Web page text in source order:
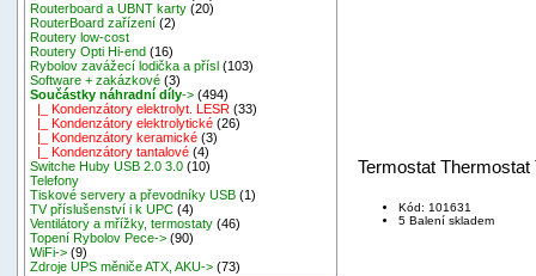
Routerboard a UBNT karty (20)
RouterBoard zařízení (2)
Routery low-cost
Routery Opti Hi-end (16)
Rybolov zavážecí lodička a přísl (103)
Software + zakázkové (3)
Součástky náhradní díly-> (494)
|_ Kondenzátory elektrolyt. LESR (33)
|_ Kondenzátory elektrolytické (26)
|_ Kondenzátory keramické (3)
|_ Kondenzátory tantalové (4)
Switche Huby USB 2.0 3.0 (10)
Telefony
Tiskové servery a převodníky USB (1)
TV příslušenství i k UPC (4)
Ventilátory a mřížky, termostaty (46)
Topení Rybolov Pece-> (90)
WiFi-> (9)
Zdroje UPS měniče ATX, AKU-> (73)
Termostat
Kód: 101631
5 Balení skladem